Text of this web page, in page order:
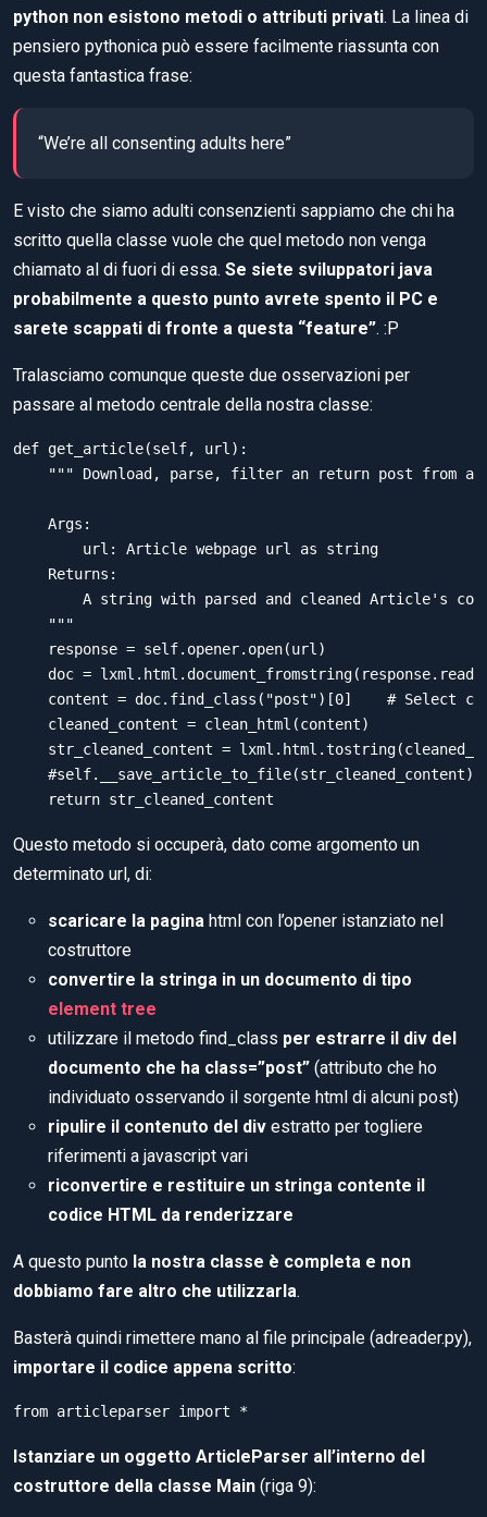
python non esistono metodi o attributi privati. La linea di
pensiero pythonica può essere facilmente riassunta con
questa fantastica frase:
“We’re all consenting adults here”
E visto che siamo adulti consenzienti sappiamo che chi ha
scritto quella classe vuole che quel metodo non venga
chiamato al di fuori di essa. Se siete sviluppatori java
probabilmente a questo punto avrete spento il PC e
sarete scappati di fronte a questa “feature”. :P
Tralasciamo comunque queste due osservazioni per
passare al metodo centrale della nostra classe:
def get_article(self, url):
""" Download, parse, filter an return post from a
    Args:
        url: Article webpage url as string
    Returns:
A string with parsed and cleaned Article's
    """
    response = self.opener.open(url)
doc =
content = doc.find_class("post")[0]    # Select
    cleaned_content = clean_html(content)
str_cleaned_content =
    #self.__save_article_to_file(str_cleaned_content)
Questo metodo si occuperà, dato come argomento un
determinato url, di:
scaricare la pagina html con l’opener istanziato nel
costruttore
convertire la stringa in un documento di tipo
element tree
utilizzare il metodo find_class per estrarre il div del
documento che ha class=”post” (attributo che ho
individuato osservando il sorgente html di alcuni post)
ripulire il contenuto del div estratto per togliere
riferimenti a javascript vari
riconvertire e restituire un stringa contente il
codice HTML da renderizzare
A questo punto la nostra classe è completa e non
dobbiamo fare altro che utilizzarla.
Basterà quindi rimettere mano al file principale (adreader.py),
importare il codice appena scritto:
Istanziare un oggetto ArticleParser all’interno del
costruttore della classe Main (riga 9):